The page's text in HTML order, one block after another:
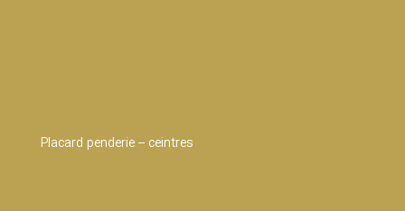
Placard penderie – ceintres